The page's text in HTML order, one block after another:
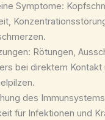
Symptome:
Rötungen,
bei direktem Kontakt
des
für Infektionen und